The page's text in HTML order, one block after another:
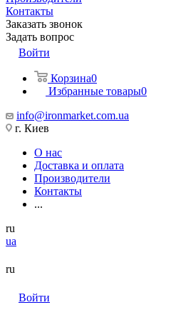
Контакты
Заказать звонок
Задать вопрос
Войти
Корзина0
Избранные товары0
info@ironmarket.com.ua
г. Киев
О нас
Доставка и оплата
Производители
Контакты
...
ru
ua
ru
Войти